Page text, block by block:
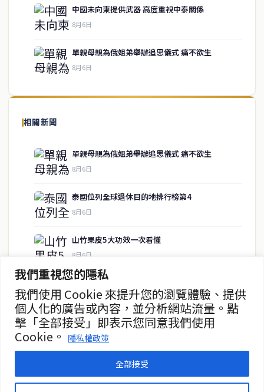
我們重視您的隱私
我們使用 Cookie 來提升您的瀏覽體驗、提供
個人化的廣告或內容，並分析網站流量。點
擊「全部接受」即表示您同意我們使用
Cookie。
隱私權政策
全部接受
中國未向柬提供武器 高度重視中泰關係
8月6日
單親母親為俄姐弟舉辦追思儀式 痛不欲生
8月6日
相關新聞
單親母親為俄姐弟舉辦追思儀式 痛不欲生
8月6日
泰國位列全球退休目的地排行榜第4
8月6日
山竹果皮5大功效一次看懂
8月6日
數字部嚴打電詐 加速返還受害者資金
8月6日
水稻瀕臨枯死 村民「抬貓求雨」
8月5日
關於我們
泰國中文新聞（TCN）是一家總部設於曼谷的中文新聞媒體，致力於
供即時、客觀、多元的中文新聞內容。
房地產
聯絡資訊
歡迎來信洽詢合作事宜
或提供新聞線索
service@thaichinesenews.com
service@thaichinesenews.com